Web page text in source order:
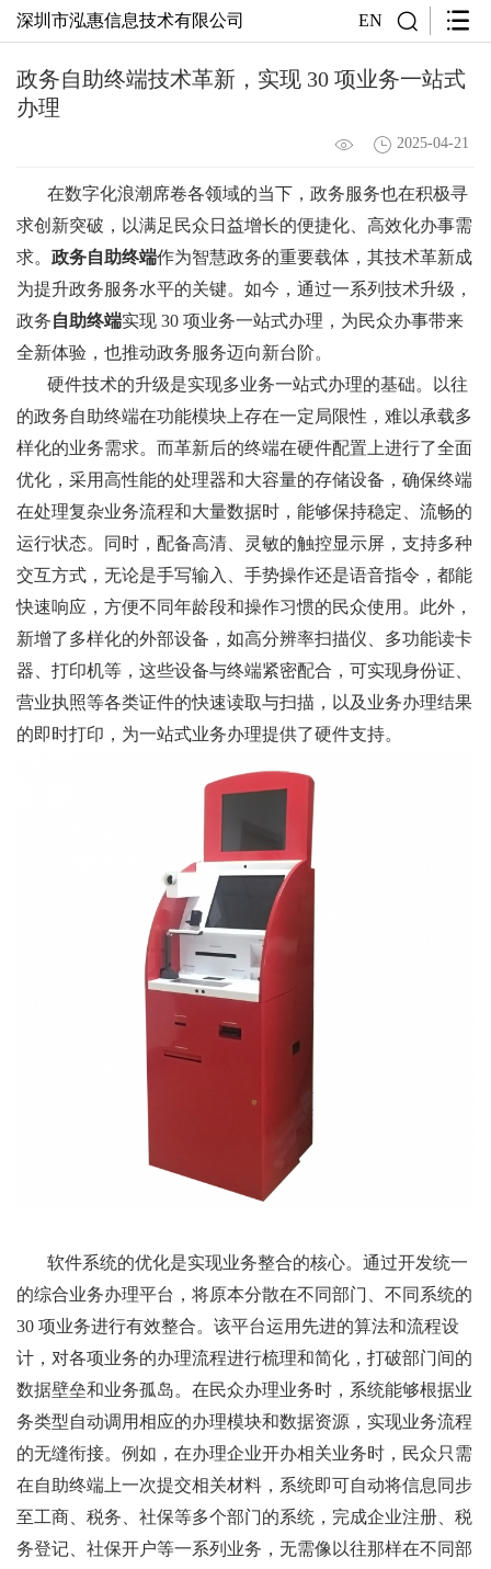
深圳市泓惠信息技术有限公司 EN
政务自助终端技术革新，实现 30 项业务一站式
办理
2025-04-21
在数字化浪潮席卷各领域的当下，政务服务也在积极寻
求创新突破，以满足民众日益增长的便捷化、高效化办事需
求。 政务自助终端作为智慧政务的重要载体，其技术革新成
为提升政务服务水平的关键。如今，通过一系列技术升级，
政务自助终端实现 30 项业务一站式办理，为民众办事带来
全新体验，也推动政务服务迈向新台阶。
硬件技术的升级是实现多业务一站式办理的基础。以往
的政务自助终端在功能模块上存在一定局限性，难以承载多
样化的业务需求。而革新后的终端在硬件配置上进行了全面
优化，采用高性能的处理器和大容量的存储设备，确保终端
在处理复杂业务流程和大量数据时，能够保持稳定、流畅的
运行状态。同时，配备高清、灵敏的触控显示屏，支持多种
交互方式，无论是手写输入、手势操作还是语音指令，都能
快速响应，方便不同年龄段和操作习惯的民众使用。此外，
新增了多样化的外部设备，如高分辨率扫描仪、多功能读卡
器、打印机等，这些设备与终端紧密配合，可实现身份证、
营业执照等各类证件的快速读取与扫描，以及业务办理结果
的即时打印，为一站式业务办理提供了硬件支持。
软件系统的优化是实现业务整合的核心。通过开发统一
的综合业务办理平台，将原本分散在不同部门、不同系统的
30 项业务进行有效整合。该平台运用先进的算法和流程设
计，对各项业务的办理流程进行梳理和简化，打破部门间的
数据壁垒和业务孤岛。在民众办理业务时，系统能够根据业
务类型自动调用相应的办理模块和数据资源，实现业务流程
的无缝衔接。例如，在办理企业开办相关业务时，民众只需
在自助终端上一次提交相关材料，系统即可自动将信息同步
至工商、税务、社保等多个部门的系统，完成企业注册、税
务登记、社保开户等一系列业务，无需像以往那样在不同部